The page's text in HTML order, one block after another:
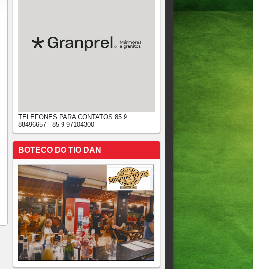
TELEFONES PARA CONTATOS 85 9
88496657 - 85 9 97104300
BOTECO DO TIO DAN